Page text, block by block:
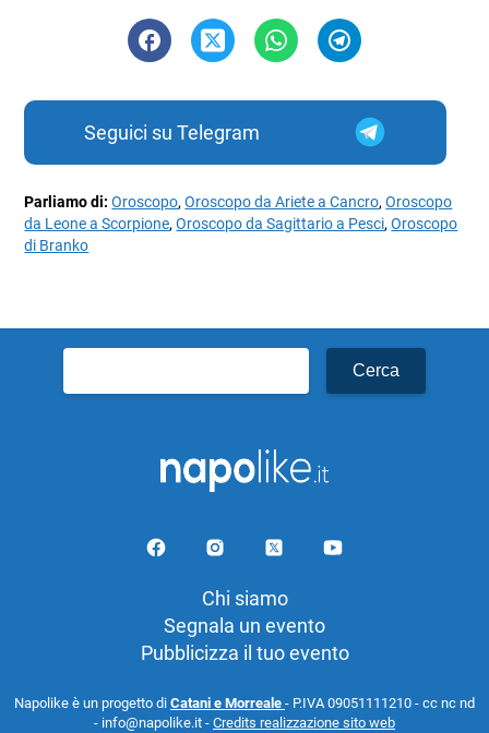
Seguici su Telegram
Parliamo di:Oroscopo,Oroscopo da Ariete a Cancro,Oroscopo
da Leone a Scorpione,Oroscopo da Sagittario a Pesci,Oroscopo
di Branko
per:
Chi siamo
Segnala un evento
Pubblicizza il tuo evento
Napolike è un progetto di Catani e Morreale - P.IVA 09051111210 - cc nc nd
- info@napolike.it - Credits realizzazione sito web